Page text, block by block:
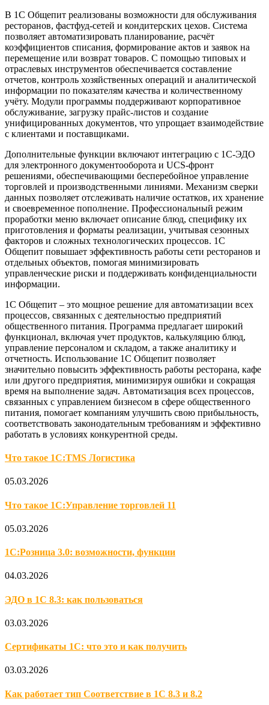
В 1С Общепит реализованы возможности для обслуживания
ресторанов, фастфуд-сетей и кондитерских цехов. Система
позволяет автоматизировать планирование, расчёт
коэффициентов списания, формирование актов и заявок на
перемещение или возврат товаров. С помощью типовых и
отраслевых инструментов обеспечивается составление
отчетов, контроль хозяйственных операций и аналитической
информации по показателям качества и количественному
учёту. Модули программы поддерживают корпоративное
обслуживание, загрузку прайс-листов и создание
унифицированных документов, что упрощает взаимодействие
с клиентами и поставщиками.
Дополнительные функции включают интеграцию с 1С-ЭДО
для электронного документооборота и UCS-фронт
решениями, обеспечивающими бесперебойное управление
торговлей и производственными линиями. Механизм сверки
данных позволяет отслеживать наличие остатков, их хранение
и своевременное пополнение. Профессиональный режим
проработки меню включает описание блюд, специфику их
приготовления и форматы реализации, учитывая сезонных
факторов и сложных технологических процессов. 1С
Общепит повышает эффективность работы сети ресторанов и
отдельных объектов, помогая минимизировать
управленческие риски и поддерживать конфиденциальности
информации.
1С Общепит – это мощное решение для автоматизации всех
процессов, связанных с деятельностью предприятий
общественного питания. Программа предлагает широкий
функционал, включая учет продуктов, калькуляцию блюд,
управление персоналом и складом, а также аналитику и
отчетность. Использование 1С Общепит позволяет
значительно повысить эффективность работы ресторана, кафе
или другого предприятия, минимизируя ошибки и сокращая
время на выполнение задач. Автоматизация всех процессов,
связанных с управлением бизнесом в сфере общественного
питания, помогает компаниям улучшить свою прибыльность,
соответствовать законодательным требованиям и эффективно
работать в условиях конкурентной среды.
Что такое 1С:TMS Логистика
05.03.2026
Что такое 1С:Управление торговлей 11
05.03.2026
1С:Розница 3.0: возможности, функции
04.03.2026
ЭДО в 1С 8.3: как пользоваться
03.03.2026
Сертификаты 1С: что это и как получить
03.03.2026
Как работает тип Соответствие в 1С 8.3 и 8.2